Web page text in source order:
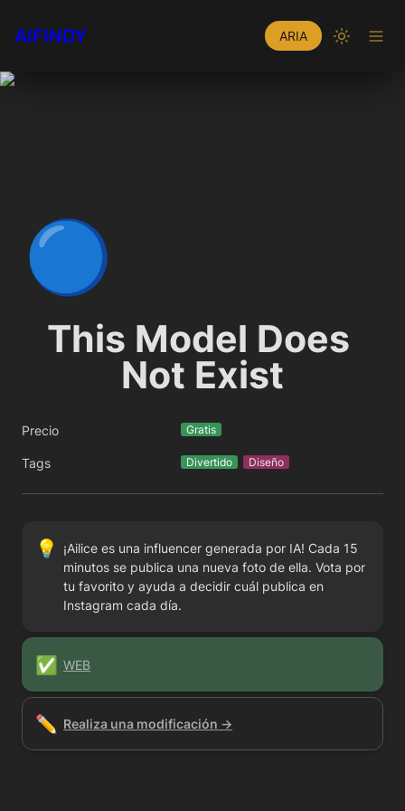
AIFINDY ARIA
🔵
This Model Does
Not Exist
Precio Gratis
Tags Divertido Diseño
💡
¡Ailice es una influencer generada por IA! Cada 15
minutos se publica una nueva foto de ella. Vota por
tu favorito y ayuda a decidir cuál publica en
Instagram cada día.
✅ WEB
✏️ Realiza una modificación →